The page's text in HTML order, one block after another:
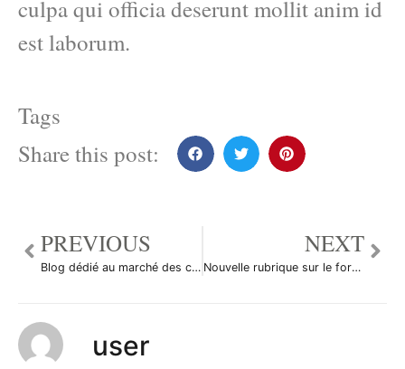
culpa qui officia deserunt mollit anim id
est laborum.
Tags
Share this post:
PREVIOUS
Blog dédié au marché des changes
NEXT
Nouvelle rubrique sur le forum de forex.fr!
user